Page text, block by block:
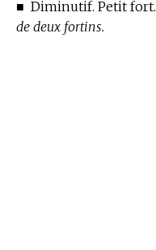
■ Diminutif. Petit fort.
de deux fortins.